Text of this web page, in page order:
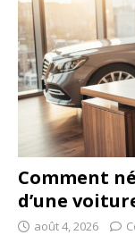
Comment
d’une
août 4, 2026